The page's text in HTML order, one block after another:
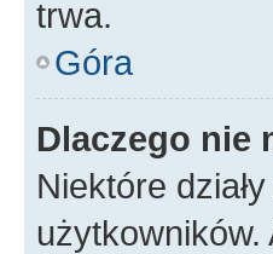
trwa.
Góra
Dlaczego nie
Niektóre